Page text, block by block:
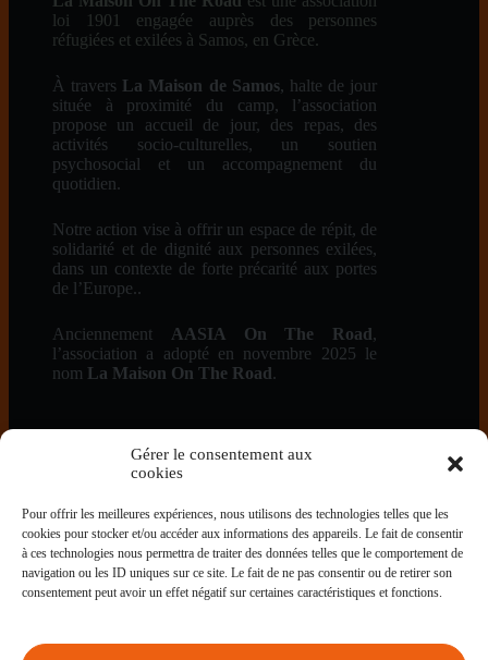
Gérer le consentement aux
cookies
Pour offrir les meilleures expériences, nous utilisons des technologies telles que les
cookies pour stocker et/ou accéder aux informations des appareils. Le fait de consentir
à ces technologies nous permettra de traiter des données telles que le comportement de
navigation ou les ID uniques sur ce site. Le fait de ne pas consentir ou de retirer son
consentement peut avoir un effet négatif sur certaines caractéristiques et fonctions.
loi 1901 engagée auprès des personnes
réfugiées et exilées à Samos, en Grèce.
À travers La Maison de Samos, halte de jour
située à proximité du camp, l’association
propose un accueil de jour, des repas, des
activités socio-culturelles, un soutien
psychosocial et un accompagnement du
quotidien.
Notre action vise à offrir un espace de répit, de
solidarité et de dignité aux personnes exilées,
dans un contexte de forte précarité aux portes
de l’Europe..
Anciennement AASIA On The Road,
l’association a adopté en novembre 2025 le
nom La Maison On The Road.
Adresse
33240 Saint-André de Cubzac,
FRANCE
Email:
contact@lamaison-ontheroad.org